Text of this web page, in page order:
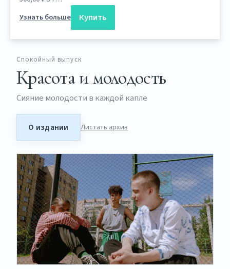
Узнать больше
Купить
Спокойный выпуск
Красота и молодость
Сияние молодости в каждой капле
О издании Листать архив